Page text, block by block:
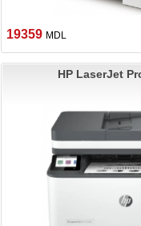
19359 MDL
HP LaserJet